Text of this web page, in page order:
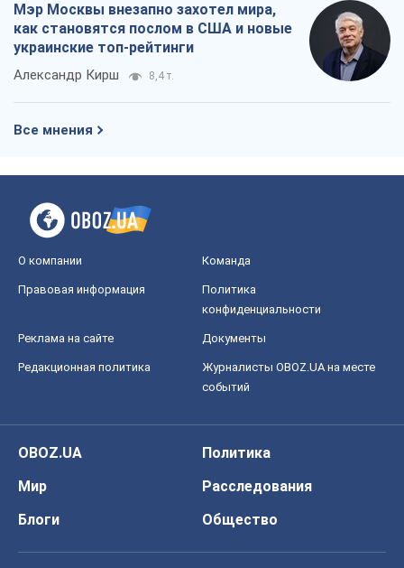
Мэр Москвы внезапно захотел мира,
как становятся послом в США и новые
украинские топ-рейтинги
Александр Кирш 8,4 т.
Все мнения
О компании Команда
Правовая информация
Политика
конфиденциальности
Реклама на сайте Документы
Редакционная политика
Журналисты OBOZ.UA на месте
событий
OBOZ.UA
Политика
Мир
Расследования
Блоги
Общество